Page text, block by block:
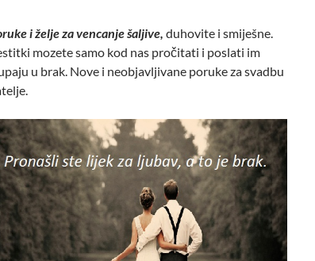
i želje za vencanje šaljive, duhovite i smiješne.
mozete samo kod nas pročitati i poslati im
u brak. Nove i neobjavljivane poruke za svadbu